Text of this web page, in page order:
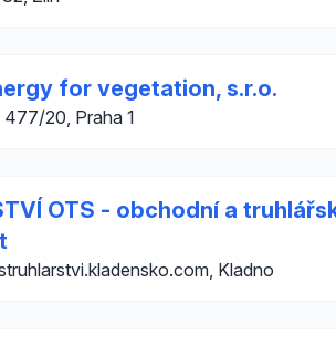
for vegetation, s.r.o.
20, Praha 1
OTS - obchodní a
Kladno